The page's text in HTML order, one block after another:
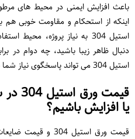
باعث افزایش ایمنی در محیط ‌های
اینکه از استحکام و مقاومت خوبی هم
استیل 304 به نیاز پروژه،
‌دنبال ظاهر زیبا باشید، چه دوام در
استیل 304 می ‌تواند پاسخگوی نیاز شما باشد.
یا افزایش باشیم؟